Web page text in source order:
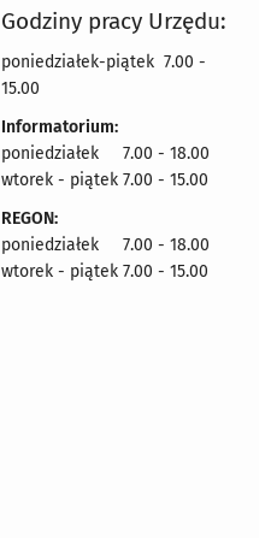
Godziny pracy Urzędu:
poniedziałek-piątek 7.00 -
15.00
Informatorium:
poniedziałek 7.00 - 18.00
wtorek - piątek 7.00 - 15.00
REGON:
poniedziałek 7.00 - 18.00
wtorek - piątek 7.00 - 15.00